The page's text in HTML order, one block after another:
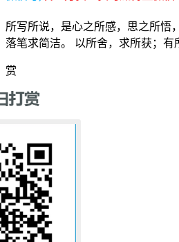
所写所说，是心之所感，思之所悟
落笔求简洁。 以所舍，求所获；有
赏